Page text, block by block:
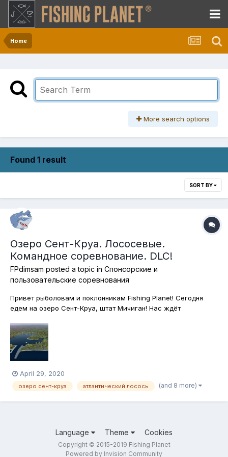
Home
More search options
Found 1 result
SORT BY
Озеро Сент-Круа. Лососевые.
Командное соревнование. DLC!
FPdimsam posted a topic in Спонсорские и
пользовательские соревнования
Привет рыболовам и поклонникам Fishing Planet! Сегодня
едем на озеро Сент-Круа, штат Мичиган! Нас ждёт
рыб, к которым в этом водоёме относятся кумжа,
атлантический лосось, тигровая форель и американский
голец. Поскольку ловим на спиннинг,...
April 29, 2020
озеро сент-круа атлантический лосось (and 8 more)
Language Theme Cookies
Copyright © 2015-2019 Fishing Planet
Powered by Invision Community